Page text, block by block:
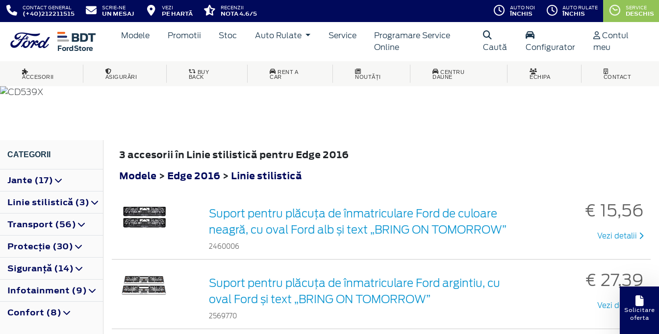
CONTACT GENERAL
(+40)212211515
SCRIE-NE
UN MESAJ
VEZI
PE HARTĂ
RECENZII
NOTA 4.6/5
AUTO NOI
ÎNCHIS
AUTO RULATE
ÎNCHIS
SERVICE
DESCHIS
Modele Promotii Stoc Auto Rulate Service
Programare Service
Online
Caută Configurator
Contul
meu
ACCESORII ASIGURĂRI
BUY
BACK
RENT A
CAR
NOUTĂȚI
CENTRU
DAUNE
ECHIPA CONTACT
EDGE
CATEGORII
Jante (17)
Linie stilistică (3)
Transport (56)
Protecţie (30)
Siguranţă (14)
Infotainment (9)
Confort (8)
3 accesorii în Linie stilistică pentru Edge 2016
Modele > Edge 2016 > Linie stilistică
Suport pentru plăcuța de înmatriculare Ford de culoare
neagră, cu oval Ford alb și text „BRING ON TOMORROW”
2460006
€ 15,56
Vezi detalii
Suport pentru plăcuța de înmatriculare Ford argintiu, cu
oval Ford și text „BRING ON TOMORROW”
2569770
€ 27,39
Vezi detaliiSolicitare
oferta